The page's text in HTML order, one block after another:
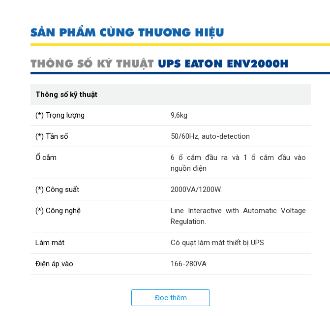
SẢN PHẨM CÙNG THƯƠNG HIỆU
THÔNG SỐ KỸ THUẬT UPS EATON ENV2000H
Thông số kỹ thuật
(*) Trọng lượng 9,6kg
(*) Tần số 50/60Hz, auto-detection
Ổ cắm
6 ổ cắm đầu ra và 1 ổ cắm đầu vào
nguồn điện
(*) Công suất 2000VA/1200W.
(*) Công nghệ
Line Interactive with Automatic Voltage
Regulation.
Làm mát Có quạt làm mát thiết bị UPS
Điện áp vào 166-280VA
35 phút với tải 100W & 10 phút với tải
Đọc thêm